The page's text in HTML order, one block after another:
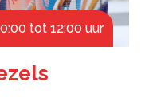
tot 12:00 uur